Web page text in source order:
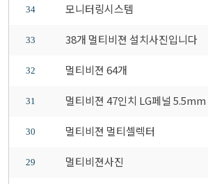
34 모니터링시스템
33 38개 멀티비젼 설치사진입니다
32 멀티비젼 64개
31 멀티비젼 47인치 LG페널
30 멀티비젼 멀티셀렉터
29 멀티비젼사진